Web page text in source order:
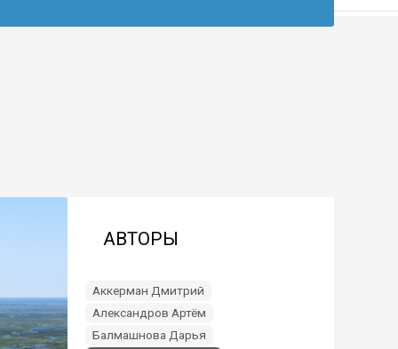
АВТОРЫ
Аккерман Дмитрий
Александров Артём
Балмашнова Дарья